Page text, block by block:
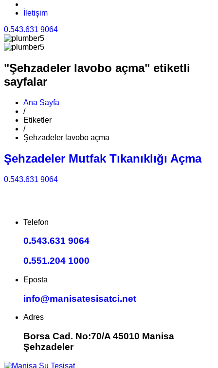
İletişim
0.543.631 9064
"Şehzadeler lavobo açma" etiketli
sayfalar
Ana Sayfa
/
Etiketler
/
Şehzadeler lavobo açma
Şehzadeler Mutfak Tıkanıklığı Açma
0.543.631 9064
Telefon
0.543.631 9064
0.551.204 1000
Eposta
info@manisatesisatci.net
Adres
Borsa Cad. No:70/A 45010 Manisa
Şehzadeler